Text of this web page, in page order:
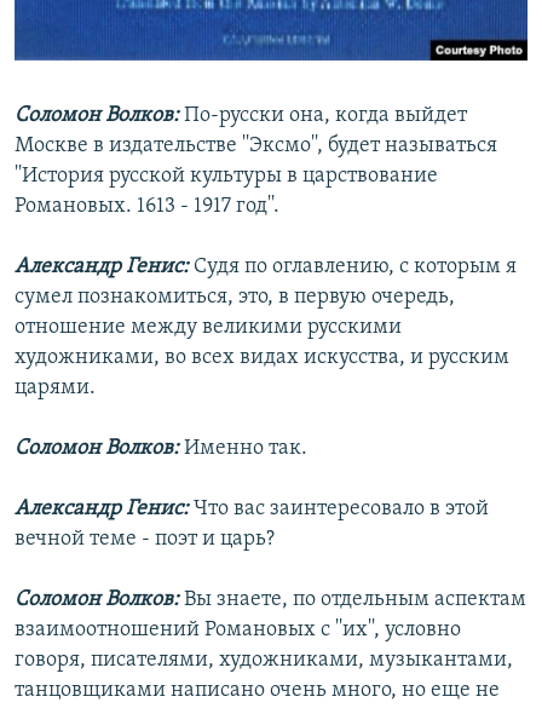
Соломон Волков:По-русски она, когда выйдет
Москве в издательстве ''Эксмо'', будет называться
''История русской культуры в царствование
Романовых. 1613 - 1917 год''.
Александр Генис:Судя по оглавлению, с которым я
сумел познакомиться, это, в первую очередь,
отношение между великими русскими
художниками, во всех видах искусства, и русским
царями.
Соломон Волков:Именно так.
Александр Генис: Что вас заинтересовало в этой
вечной теме - поэт и царь?
Соломон Волков:Вы знаете, по отдельным аспектам
взаимоотношений Романовых с ''их'', условно
говоря, писателями, художниками, музыкантами,
танцовщиками написано очень много, но еще не